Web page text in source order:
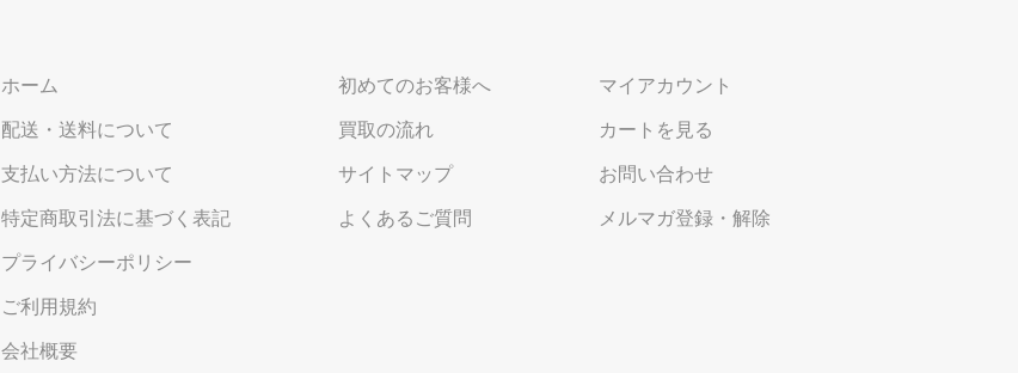
ホーム
配送・送料について
支払い方法について
特定商取引法に基づく表記
プライバシーポリシー
ご利用規約
会社概要
初めてのお客様へ
買取の流れ
サイトマップ
よくあるご質問
マイアカウント
カートを見る
お問い合わせ
メルマガ登録・解除